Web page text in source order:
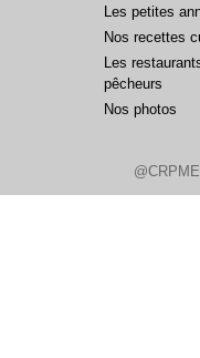
Les petites
Nos recettes
Les
pêcheurs
Nos photos